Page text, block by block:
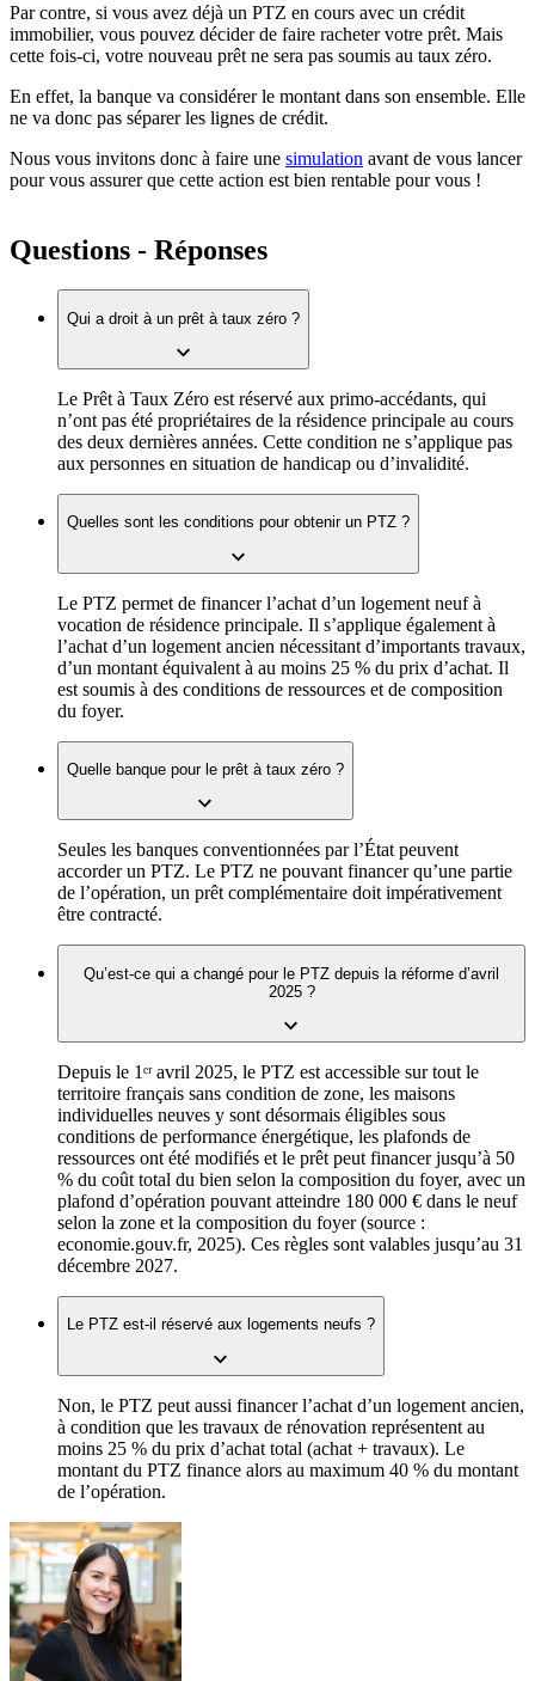
Par contre, si vous avez déjà un PTZ en cours avec un crédit
immobilier, vous pouvez décider de faire racheter votre prêt. Mais
cette fois-ci, votre nouveau prêt ne sera pas soumis au taux zéro.
En effet, la banque va considérer le montant dans son ensemble. Elle
ne va donc pas séparer les lignes de crédit.
Nous vous invitons donc à faire une simulation avant de vous lancer
pour vous assurer que cette action est bien rentable pour vous !
Questions - Réponses
Qui a droit à un prêt à taux zéro ?
Le Prêt à Taux Zéro est réservé aux primo-accédants, qui
n’ont pas été propriétaires de la résidence principale au cours
des deux dernières années. Cette condition ne s’applique pas
aux personnes en situation de handicap ou d’invalidité.
Quelles sont les conditions pour obtenir un PTZ ?
Le PTZ permet de financer l’achat d’un logement neuf à
vocation de résidence principale. Il s’applique également à
l’achat d’un logement ancien nécessitant d’importants travaux,
d’un montant équivalent à au moins 25 % du prix d’achat. Il
est soumis à des conditions de ressources et de composition
du foyer.
Quelle banque pour le prêt à taux zéro ?
Seules les banques conventionnées par l’État peuvent
accorder un PTZ. Le PTZ ne pouvant financer qu’une partie
de l’opération, un prêt complémentaire doit impérativement
être contracté.
Qu’est-ce qui a changé pour le PTZ depuis la réforme d’avril
2025 ?
Depuis le 1ᵉʳ avril 2025, le PTZ est accessible sur tout le
territoire français sans condition de zone, les maisons
individuelles neuves y sont désormais éligibles sous
conditions de performance énergétique, les plafonds de
ressources ont été modifiés et le prêt peut financer jusqu’à 50
% du coût total du bien selon la composition du foyer, avec un
plafond d’opération pouvant atteindre 180 000 € dans le neuf
selon la zone et la composition du foyer (source :
economie.gouv.fr, 2025). Ces règles sont valables jusqu’au 31
décembre 2027.
Le PTZ est-il réservé aux logements neufs ?
Non, le PTZ peut aussi financer l’achat d’un logement ancien,
à condition que les travaux de rénovation représentent au
moins 25 % du prix d’achat total (achat + travaux). Le
montant du PTZ finance alors au maximum 40 % du montant
de l’opération.